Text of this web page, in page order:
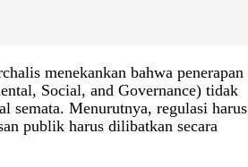
menekankan bahwa penerapan
Social, and Governance) tidak
semata. Menurutnya, regulasi harus
publik harus dilibatkan secara